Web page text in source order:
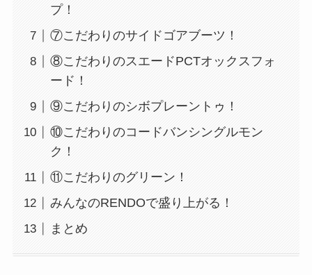
プ！
⑦こだわりのサイドゴアブーツ！
⑧こだわりのスエードPCTオックスフォ
ード！
⑨こだわりのシボプレーントゥ！
⑩こだわりのコードバンシングルモン
ク！
⑪こだわりのグリーン！
みんなのRENDOで盛り上がる！
まとめ